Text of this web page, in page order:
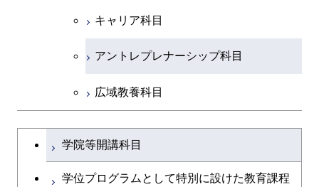
エンジニアリングデザイン
人間医療科学技術コース
技術経営専門職学位課程
キャリア科目
アントレプレナーシップ科目
広域教養科目
大学院課程を切り替える
学院等開講科目
学位プログラムとして特別に設けた教育課程